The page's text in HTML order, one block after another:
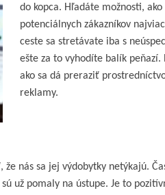
do kopca. Hľadáte možnosti, ako
potenciálnych zákazníkov
ceste sa stretávate iba s
ešte za to vyhodíte balík peňazí.
ako sa dá preraziť
reklamy.
nás sa jej výdobytky netýkajú.
už pomaly na ústupe. Je to